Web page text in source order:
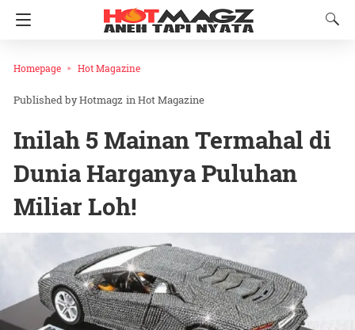
Homepage Hot Magazine
Hotmagz inHot Magazine
Inilah 5 Mainan Termahal di
Dunia Harganya Puluhan
Miliar Loh!